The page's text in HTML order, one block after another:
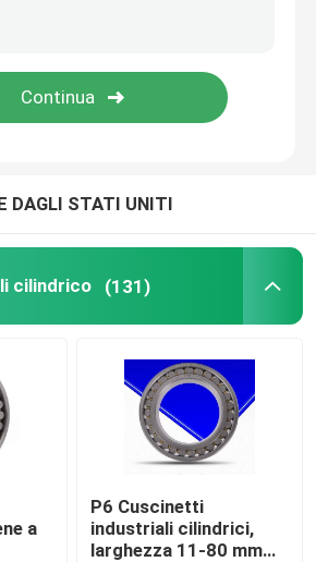
trasversale
girevole
DAGLI STATI UNITI
cilindrico (131)
a
P6 Cuscinetti
industriali cilindrici,
larghezza 11-80 mm